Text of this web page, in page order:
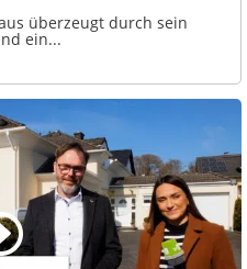
überzeugt durch sein
ein...